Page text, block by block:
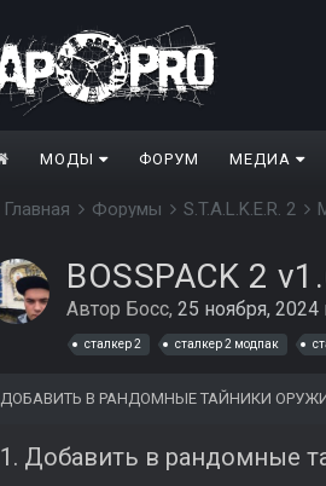
МОДЫ ФОРУМ МЕДИА
Главная Форумы S.T.A.L.K.E.R. 2
BOSSPACK 2
Автор Босс, 25 ноября, 2024
сталкер 2 сталкер 2 модпак
ДОБАВИТЬ В РАНДОМНЫЕ ТАЙНИКИ
1. Добавить в рандомные